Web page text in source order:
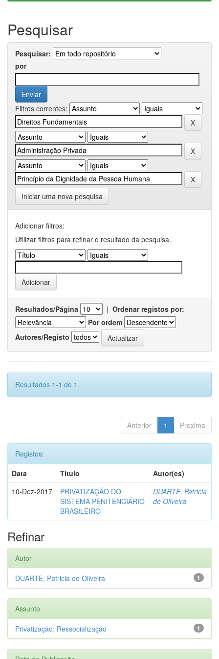
Pesquisar
Pesquisar:
por
Filtros correntes:
Iniciar uma nova pesquisa
Adicionar filtros:
Utilizar filtros para refinar o resultado da pesquisa.
Resultados/Página | Ordenar registos por:
Por ordem
Autores/Registo
Resultados 1-1 de 1.
Anterior 1 Próxima
Registos:
Data
Título
Autor(es)
10-Dez-2017
PRIVATIZAÇÃO DO
SISTEMA PENITENCIÁRIO
BRASILEIRO
DUARTE, Patricia
de Oliveira
Refinar
Autor
1
DUARTE, Patricia de Oliveira
Assunto
1
Privatização; Ressocialização